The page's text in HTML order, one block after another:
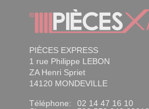
PIÈCES EXPRESS
1 rue Philippe LEBON
ZA Henri Spriet
14120 MONDEVILLE
Téléphone:
02 14 47 16 10